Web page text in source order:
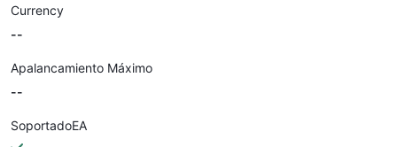
Currency
--
Apalancamiento Máximo
--
SoportadoEA